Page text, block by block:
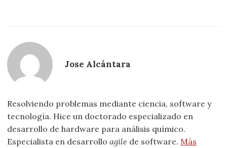
Jose Alcántara
Resolviendo problemas mediante ciencia, software y
tecnología. Hice un doctorado especializado en
desarrollo de hardware para análisis químico.
Especialista en desarrolloagile de software. Más